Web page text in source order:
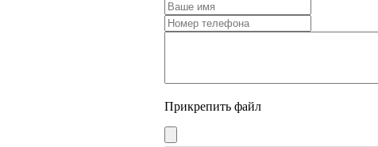
Прикрепить файл